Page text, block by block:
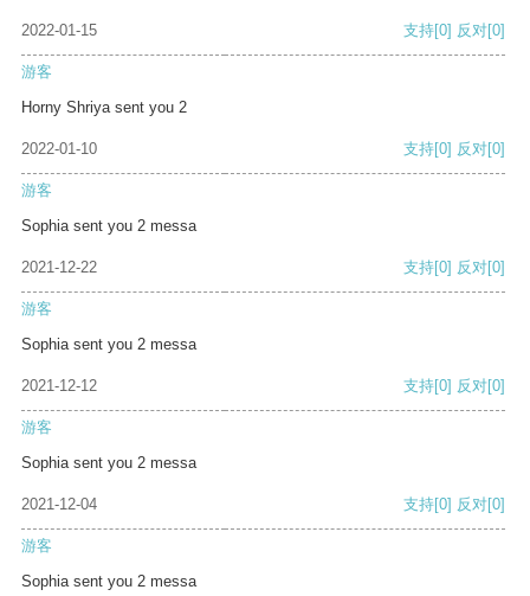
2022-01-15 支持[0] 反对[0]
游客
Horny Shriya sent you 2
2022-01-10 支持[0] 反对[0]
游客
Sophia sent you 2 messa
2021-12-22 支持[0] 反对[0]
游客
Sophia sent you 2 messa
2021-12-12 支持[0] 反对[0]
游客
Sophia sent you 2 messa
2021-12-04 支持[0] 反对[0]
游客
Sophia sent you 2 messa